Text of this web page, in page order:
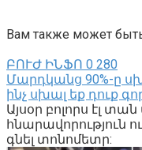
Вам также может
ԲՈՒԺ ԻՆՖՈ 0 280
Մարդկանց 90%-ը
ինչ սխալ եք դուք
Այսօր բոլորս էլ
հնարավորություն
գնել տոնոմետր: